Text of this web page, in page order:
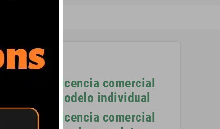
Flash y
Licencia comercial
modelo individual
Licencia comercial